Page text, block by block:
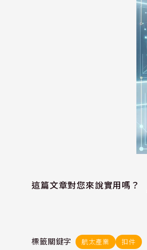
這篇文章對您來說實用嗎？
標籤關鍵字 航太產業 扣件